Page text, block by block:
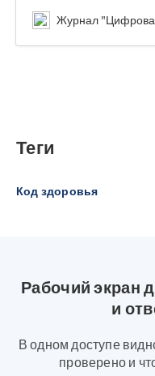
Журнал
Теги
Код здоровья
Рабочий экран
и
В одном доступе
проверено и